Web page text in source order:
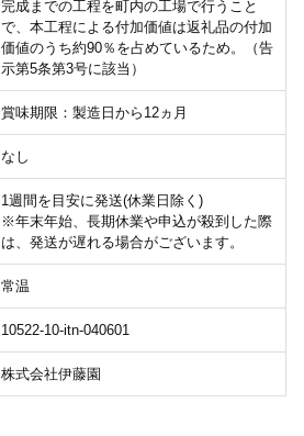
完成までの工程を町内の工場で行うこと
で、本工程による付加価値は返礼品の付加
価値のうち約90％を占めているため。（告
示第5条第3号に該当）
賞味期限：製造日から12ヵ月
なし
1週間を目安に発送(休業日除く)
※年末年始、長期休業や申込が殺到した際
は、発送が遅れる場合がございます。
常温
10522-10-itn-040601
株式会社伊藤園